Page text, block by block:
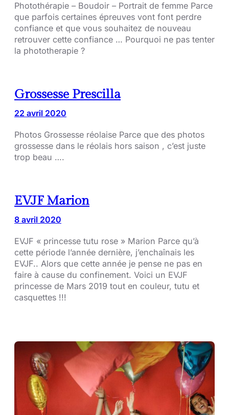
Photothérapie – Boudoir – Portrait de femme Parce
que parfois certaines épreuves vont font perdre
confiance et que vous souhaitez de nouveau
retrouver cette confiance … Pourquoi ne pas tenter
la phototherapie ?
Grossesse Prescilla
22 avril 2020
Photos Grossesse réolaise Parce que des photos
grossesse dans le réolais hors saison , c’est juste
trop beau ….
EVJF Marion
8 avril 2020
EVJF « princesse tutu rose » Marion Parce qu’à
cette période l’année dernière, j’enchaînais les
EVJF.. Alors que cette année je pense ne pas en
faire à cause du confinement. Voici un EVJF
princesse de Mars 2019 tout en couleur, tutu et
casquettes !!!